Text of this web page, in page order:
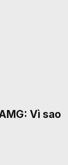
Vì sao